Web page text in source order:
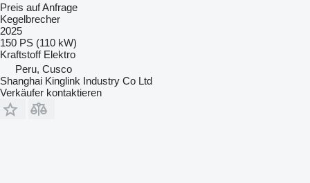
Preis auf Anfrage
Kegelbrecher
2025
150 PS (110 kW)
Kraftstoff Elektro
Peru, Cusco
Shanghai Kinglink Industry Co Ltd
Verkäufer kontaktieren